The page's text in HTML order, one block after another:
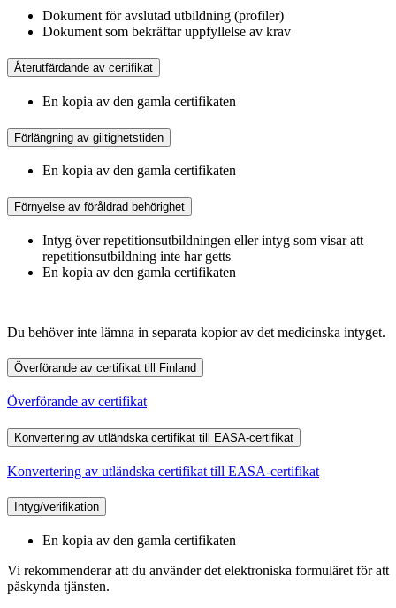
Dokument för avslutad utbildning (profiler)
Dokument som bekräftar uppfyllelse av krav
Återutfärdande av certifikat
En kopia av den gamla certifikaten
Förlängning av giltighetstiden
En kopia av den gamla certifikaten
Förnyelse av föråldrad behörighet
Intyg över repetitionsutbildningen eller intyg som visar att
repetitionsutbildning inte har getts
En kopia av den gamla certifikaten
Du behöver inte lämna in separata kopior av det medicinska intyget.
Överförande av certifikat till Finland
Överförande av certifikat
Konvertering av utländska certifikat till EASA-certifikat
Konvertering av utländska certifikat till EASA-certifikat
Intyg/verifikation
En kopia av den gamla certifikaten
Vi rekommenderar att du använder det elektroniska formuläret för att
påskynda tjänsten.